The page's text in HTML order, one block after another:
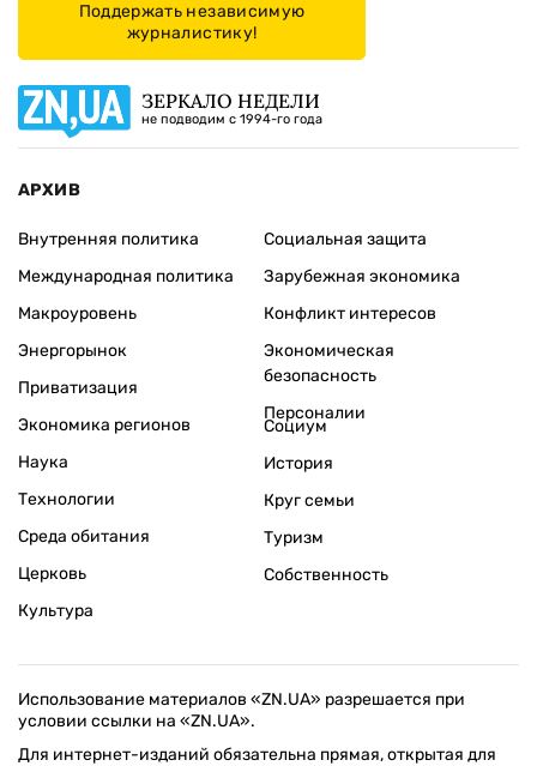
Поддержать независимую
журналистику!
ЗЕРКАЛО НЕДЕЛИ
не подводим с 1994-го года
АРХИВ
Внутренняя политика
Международная политика
Макроуровень
Энергорынок
Приватизация
Экономика регионов
Социальная защита
Зарубежная экономика
Конфликт интересов
Экономическая
безопасность
Персоналии
Наука
Технологии
Среда обитания
Церковь
Культура
Социум
История
Круг семьи
Туризм
Собственность
Использование материалов «ZN.UA» разрешается при
условии ссылки на «ZN.UA».
Для интернет-изданий обязательна прямая, открытая для